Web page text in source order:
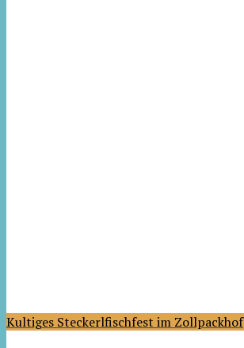
Kultiges Steckerlfischfest im Zollpackhof